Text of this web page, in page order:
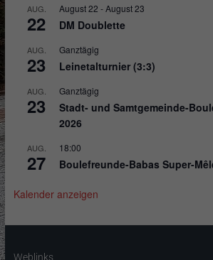
AUG.
22
August 22 -August 23
DM Doublette
AUG.
23
Ganztägig
Leinetalturnier (3:3)
AUG.
23
Ganztägig
Stadt- und Samtgemeinde-
2026
AUG.
27
18:00
Boulefreunde-Babas Super-
Kalender anzeigen
Weblinks